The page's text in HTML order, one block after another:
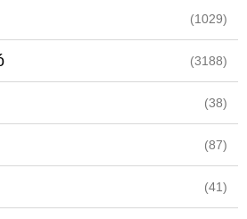
(1029)
(3188)
(38)
(87)
(41)